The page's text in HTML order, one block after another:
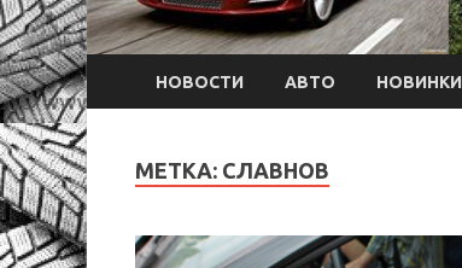
НОВОСТИ АВТО НОВИНКИ
МЕТКА: СЛАВНОВ